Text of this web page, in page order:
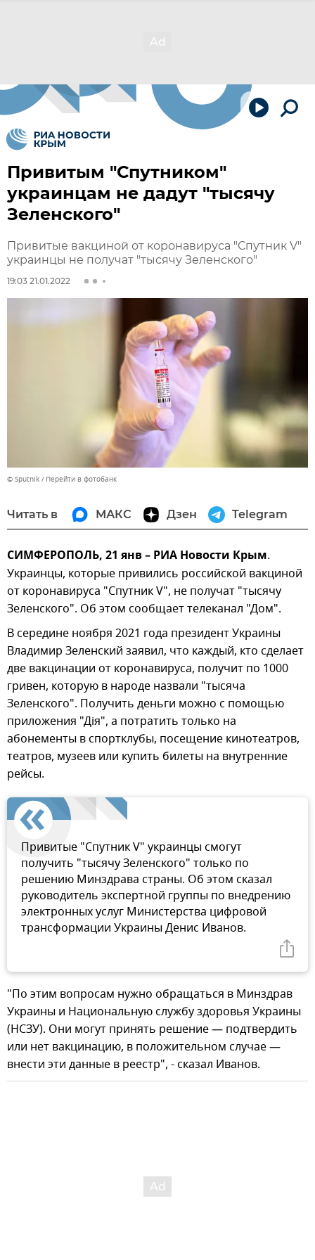
Привитым "Спутником"
украинцам не дадут "тысячу
Зеленского"
Привитые вакциной от коронавируса "Спутник V"
украинцы не получат "тысячу Зеленского"
19:03 21.01.2022
© Sputnik Перейти в фотобанк
Читать в МАКС Дзен Telegram
СИМФЕРОПОЛЬ, 21 янв – РИА Новости Крым.
Украинцы, которые привились российской вакциной
от коронавируса "Спутник V", не получат "тысячу
Зеленского". Об этом сообщает телеканал "Дом".
В середине ноября 2021 года президент Украины
Владимир Зеленский заявил, что каждый, кто сделает
две вакцинации от коронавируса, получит по 1000
гривен, которую в народе назвали "тысяча
Зеленского". Получить деньги можно с помощью
приложения "Дiя", а потратить только на
абонементы в спортклубы, посещение кинотеатров,
театров, музеев или купить билеты на внутренние
рейсы.
Привитые "Спутник V" украинцы смогут
получить "тысячу Зеленского" только по
решению Минздрава страны. Об этом сказал
руководитель экспертной группы по внедрению
электронных услуг Министерства цифровой
трансформации Украины Денис Иванов.
"По этим вопросам нужно обращаться в Минздрав
Украины и Национальную службу здоровья Украины
(НСЗУ). Они могут принять решение — подтвердить
или нет вакцинацию, в положительном случае —
внести эти данные в реестр", - сказал Иванов.